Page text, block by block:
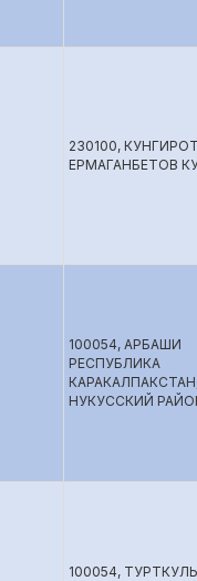
230100,
ЕРМАГАНБЕТОВ
100054, АРБАШИ
РЕСПУБЛИКА
НУКУССКИЙ
100054, ТУРТКУЛЬ